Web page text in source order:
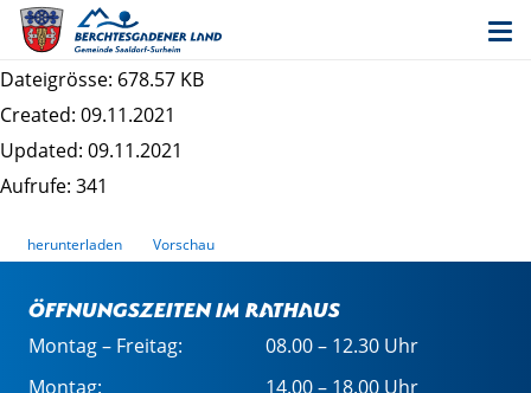
Entwurf 6. Änderung des Bebauungsplans
"Sillersdorf"
Dateigrösse: 678.57 KB
Created: 09.11.2021
Updated: 09.11.2021
Aufrufe: 341
herunterladen Vorschau
Öffnungszeiten im Rathaus
Montag – Freitag:
08.00 – 12.30 Uhr
Montag:
14.00 – 18.00 Uhr